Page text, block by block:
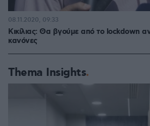
Κικίλιας: Θα βγούμε από το lockdown
κανόνες
08.11.2020, 09:33
Thema Insights